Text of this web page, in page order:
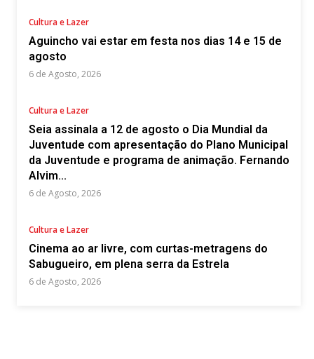
Cultura e Lazer
Aguincho vai estar em festa nos dias 14 e 15 de
agosto
6 de Agosto, 2026
Cultura e Lazer
Seia assinala a 12 de agosto o Dia Mundial da
Juventude com apresentação do Plano Municipal
da Juventude e programa de animação. Fernando
Alvim...
6 de Agosto, 2026
Cultura e Lazer
Cinema ao ar livre, com curtas-metragens do
Sabugueiro, em plena serra da Estrela
6 de Agosto, 2026